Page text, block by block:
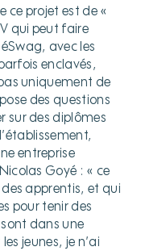
ce projet est de «
qui peut faire
avec les
enclavés,
uniquement de
des questions
sur des diplômes
entreprise
Goyé : « ce
apprentis, et qui
pour tenir des
dans une
jeunes, je n’ai